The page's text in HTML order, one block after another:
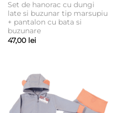
Set de hanorac cu dungi
late si buzunar tip marsupiu
+ pantalon cu bata si
buzunare
47,00 lei